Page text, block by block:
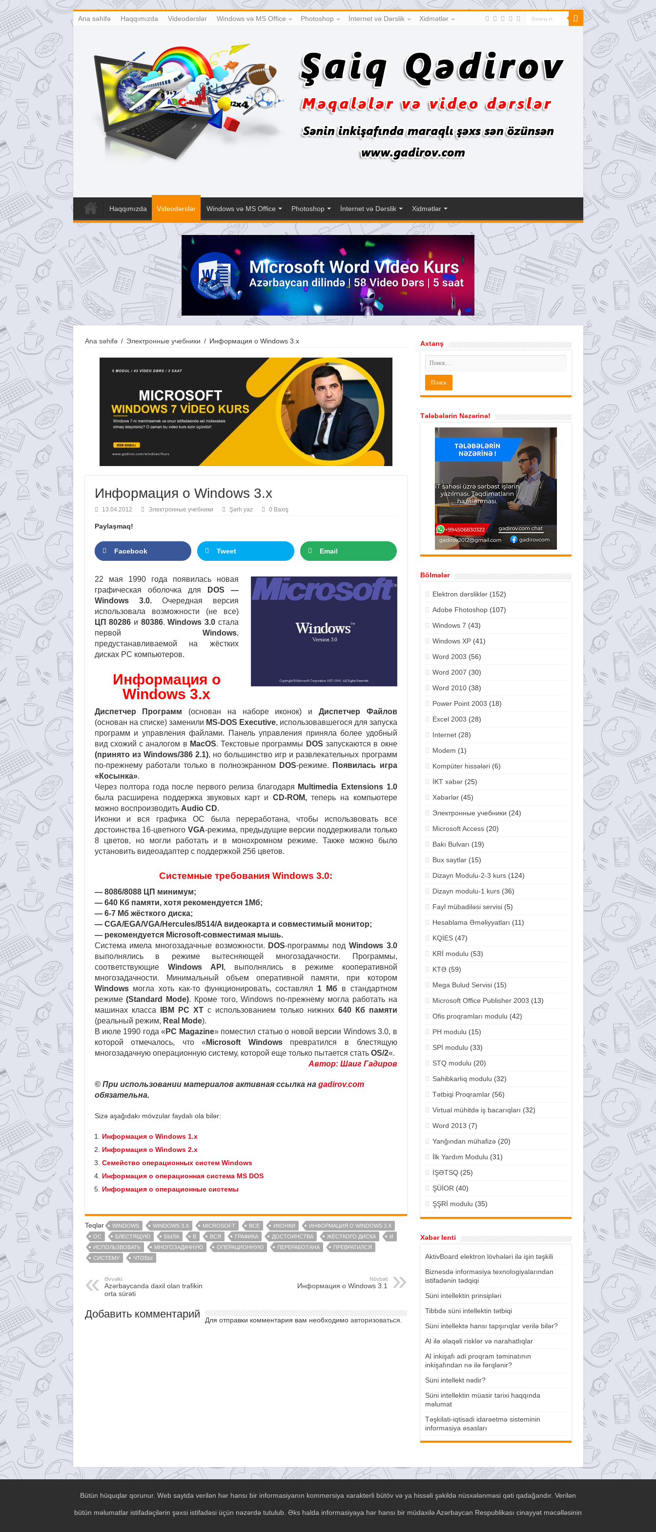
Ana səhifə Haqqımızda Videodərslər Windows və MS Office Photoshop İnternet və Dərslik Xidmətlər
Haqqımızda Videodərslər Windows və MS Office Photoshop İnternet və Dərslik Xidmətlər
Ana səhifə / Электронные учебники / Информация о Windows 3.x
Информация о Windows 3.x
13.04.2012 Электронные учебники Şərh yaz 0 Baxış
Paylaşmaq!
Facebook Tweet Email
22 мая 1990 года появилась новая
графическая оболочка для
DOS —
Windows 3.0.Очередная версия
использовала возможности (не все)
ЦП 80286 и 80386.Windows 3.0стала
первой Windows,
предустанавливаемой на жёстких
дисках PC компьютеров.
Информация о
Windows 3.x
Диспетчер Программ (основан на наборе иконок) и Диспетчер Файлов
(основан на списке) заменили MS-DOS Executive, использовавшегося для запуска
программ и управления файлами. Панель управления приняла более удобный
вид схожий с аналогом в MacOS. Текстовые программы DOS запускаются в окне
(принято из Windows/386 2.1), но большинство игр и развлекательных программ
по-прежнему работали только в полноэкранном
DOS-режиме.
Появилась игра
«Косынка».
Через полтора года после первого релиза благодаря Multimedia Extensions 1.0
была расширена поддержка звуковых карт и CD-ROM,теперь на компьютере
можно воспроизводить Audio CD.
Иконки и вся графика ОС была переработана, чтобы использвовать все
достоинства 16-цветного VGA-режима, предыдущие версии поддерживали только
8 цветов, но могли работать и в монохромном режиме. Также можно было
установить видеоадаптер с поддержкой 256 цветов.
Системные требования Windows 3.0:
— 8086/8088 ЦП минимум;
— 640 Кб памяти, хотя рекомендуется 1Мб;
— 6-7 Мб жёсткого диска;
— CGA/EGA/VGA/Hercules/8514/A видеокарта и совместимый монитор;
— рекомендуется Microsoft-совместимая мышь.
Система имела многозадачные возможности. DOS-программы под Windows 3.0
выполнялись в режиме вытесняющей многозадачности. Программы,
соответствующие Windows API , выполнялись в режиме кооперативной
многозадачности. Минимальный объем оперативной памяти, при котором
Windowsмогла хоть как-то функционировать, составлял 1 Мбв стандартном
режиме(Standard Mode). Кроме того, Windows по-прежнему могла работать на
машинах класса
IBM PC XTс использованием только нижних 640 Кб памяти
(реальный режим, Real Mode).
В июле 1990 года « PC Magazine» помеcтил статью о новой версии Windows 3.0, в
которой отмечалось, что « Microsoft Windowsпревратился в блестящую
многозадачную операционную систему, которой еще только пытается стать OS/2«.
Автор: Шаиг Гадиров
© При использовании материалов активная ссылка на gadirov.com
обязательна.
Sizə aşağıdakı mövzular faydalı ola bilər:
Информация о Windows 1.x
Информация о Windows 2.x
Семейство операционных систем Windows
Информация о операционная система MS DOS
Информация о операционные системы
Teqlər WINDOWS WINDOWS 3.X MICROSOFT ВСЕ ИКОНКИ
ИНФОРМАЦИЯ О WINDOWS 3.X
ОС
БЛЕСТЯЩУЮ БЫЛА В ВСЯ ГРАФИКА ДОСТОИНСТВА ЖЁСТКОГО ДИСКА
И
ИСПОЛЬЗВОВАТЬ
МНОГОЗАДАЧНУЮ ОПЕРАЦИОННУЮ ПЕРЕРАБОТАНА
ПРЕВРАТИЛСЯ
СИСТЕМУ
ЧТОБЫ
Əvvəlki
Azərbaycanda daxil olan trafikin
orta sürəti
Növbəti
Информация о Windows 3.1
Добавить комментарий Для отправки комментария вам необходимо авторизоваться
Axtarış
Tələbələrin Nəzərinə!
Bölmələr
Elektron dərsliklər(152)
Adobe Fhotoshop(107)
Windows 7 (43)
Windows XP(41)
Word 2003 (56)
Word 2007 (30)
Word 2010(38)
Power Point 2003 (18)
Excel 2003 (28)
Internet(28)
Modem (1)
Kompüter hissələri(6)
İKT xəbər(25)
Xəbərlər(45)
Электронные учебники (24)
Microsoft Access(20)
Bakı Bulvarı (19)
Bux saytlar(15)
Dizayn Modulu-2-3 kurs(124)
Dizayn modulu-1 kurs(36)
Fayl mübadiləsi servisi(5)
Hesablama Əməliyyatları (11)
KQİES(47)
KRİ modulu (53)
KTƏ (59)
Mega Bulud Servisi(15)
Microsoft Office Publisher 2003 (13)
Ofis proqramları modulu (42)
PH modulu (15)
SPİ modulu (33)
STQ modulu (20)
Sahibkarlıq modulu (32)
Tətbiqi Proqramlar(56)
Virtual mühitdə iş bacarıqları (32)
Word 2013 (7)
Yanğından mühafizə(20)
İlk Yardım Modulu (31)
İŞƏTSQ(25)
ŞÜİOR (40)
ŞŞRİ modulu (35)
Xəbər lenti
AktivBoard elektron lövhələri ilə işin təşkili
Biznesdə informasiya texnologiyalarından
istifadənin tədqiqi
Süni intellektin prinsipləri
Tibbdə süni intellektin tətbiqi
Süni intellektə hansı tapşırıqlar verilə bilər?
AI ilə əlaqəli risklər və narahatlıqlar
AI inkişafı adi proqram təminatının
inkişafından nə ilə fərqlənir?
Süni intellekt nədir?
Süni intellektin müasir tarixi haqqında
məlumat
Təşkilati-iqtisadi idarəetmə sisteminin
informasiya əsasları
Bütün hüquqlar qorunur. Web saytda verilən hər hansı bir informasiyanın kommersiya xarakterli bütöv və ya hissəli şəkildə nüsxələnməsi qəti qadağandır. Verilən
bütün məlumatlar istifadəçilərin şəxsi istifadəsi üçün nəzərdə tutulub. Əks halda informasiyaya hər hansı bir müdaxilə Azərbaycan Respublikası cinayyət məcəlləsinin